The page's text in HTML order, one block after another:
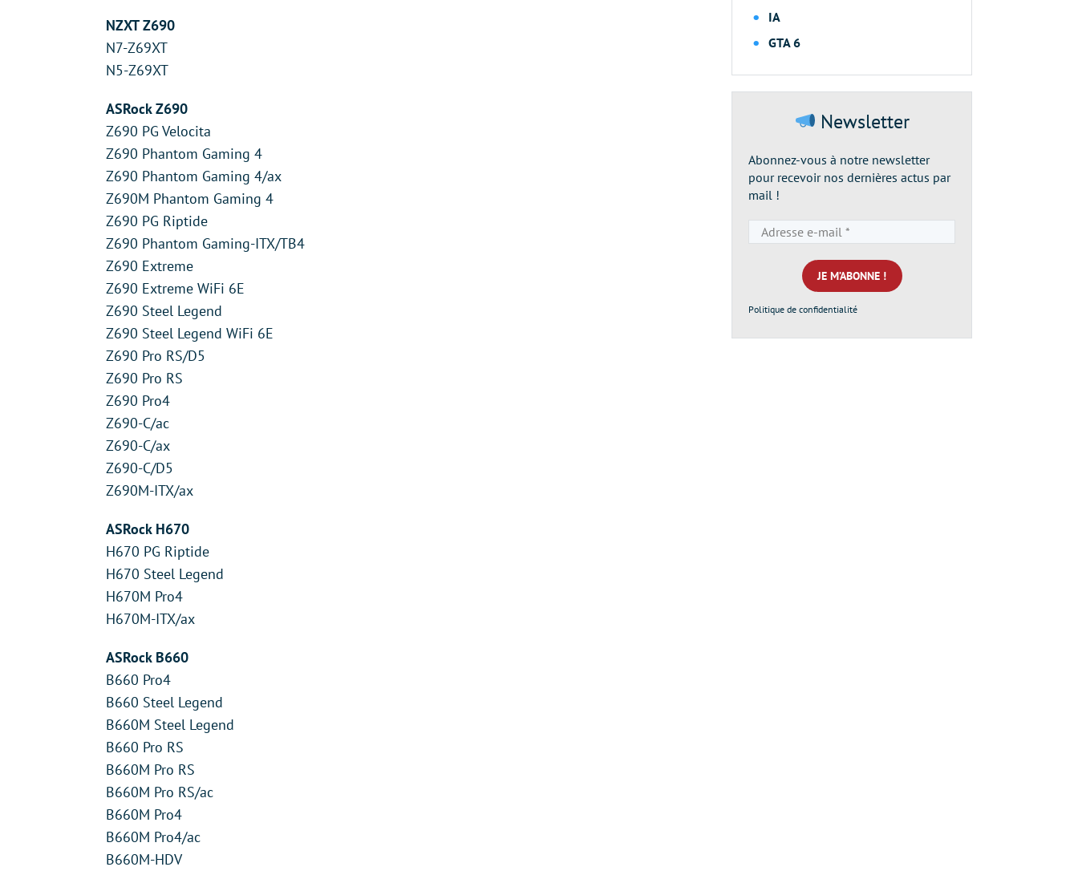
NZXT Z690
N7-Z69XT
N5-Z69XT
ASRock Z690
Z690 PG Velocita
Z690 Phantom Gaming 4
Z690 Phantom Gaming 4/ax
Z690M Phantom Gaming 4
Z690 PG Riptide
Z690 Phantom Gaming-ITX/TB4
Z690 Extreme
Z690 Extreme WiFi 6E
Z690 Steel Legend
Z690 Steel Legend WiFi 6E
Z690 Pro RS/D5
Z690 Pro RS
Z690 Pro4
Z690-C/ac
Z690-C/ax
Z690-C/D5
Z690M-ITX/ax
ASRock H670
H670 PG Riptide
H670 Steel Legend
H670M Pro4
H670M-ITX/ax
ASRock B660
B660 Pro4
B660 Steel Legend
B660M Steel Legend
B660 Pro RS
B660M Pro RS
B660M Pro RS/ac
B660M Pro4
B660M Pro4/ac
B660M-HDV
IA
GTA 6
Newsletter
Abonnez-vous à notre newsletter
pour recevoir nos dernières actus par
mail !
e-
mail
*
Politique de confidentialité